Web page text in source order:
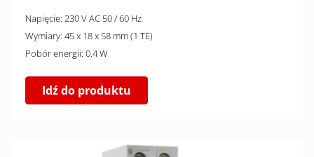
Napięcie: 230 V AC 50 / 60 Hz
Wymiary: 45 x 18 x 58 mm (1 TE)
Pobór energii: 0.4 W
Idź do produktu